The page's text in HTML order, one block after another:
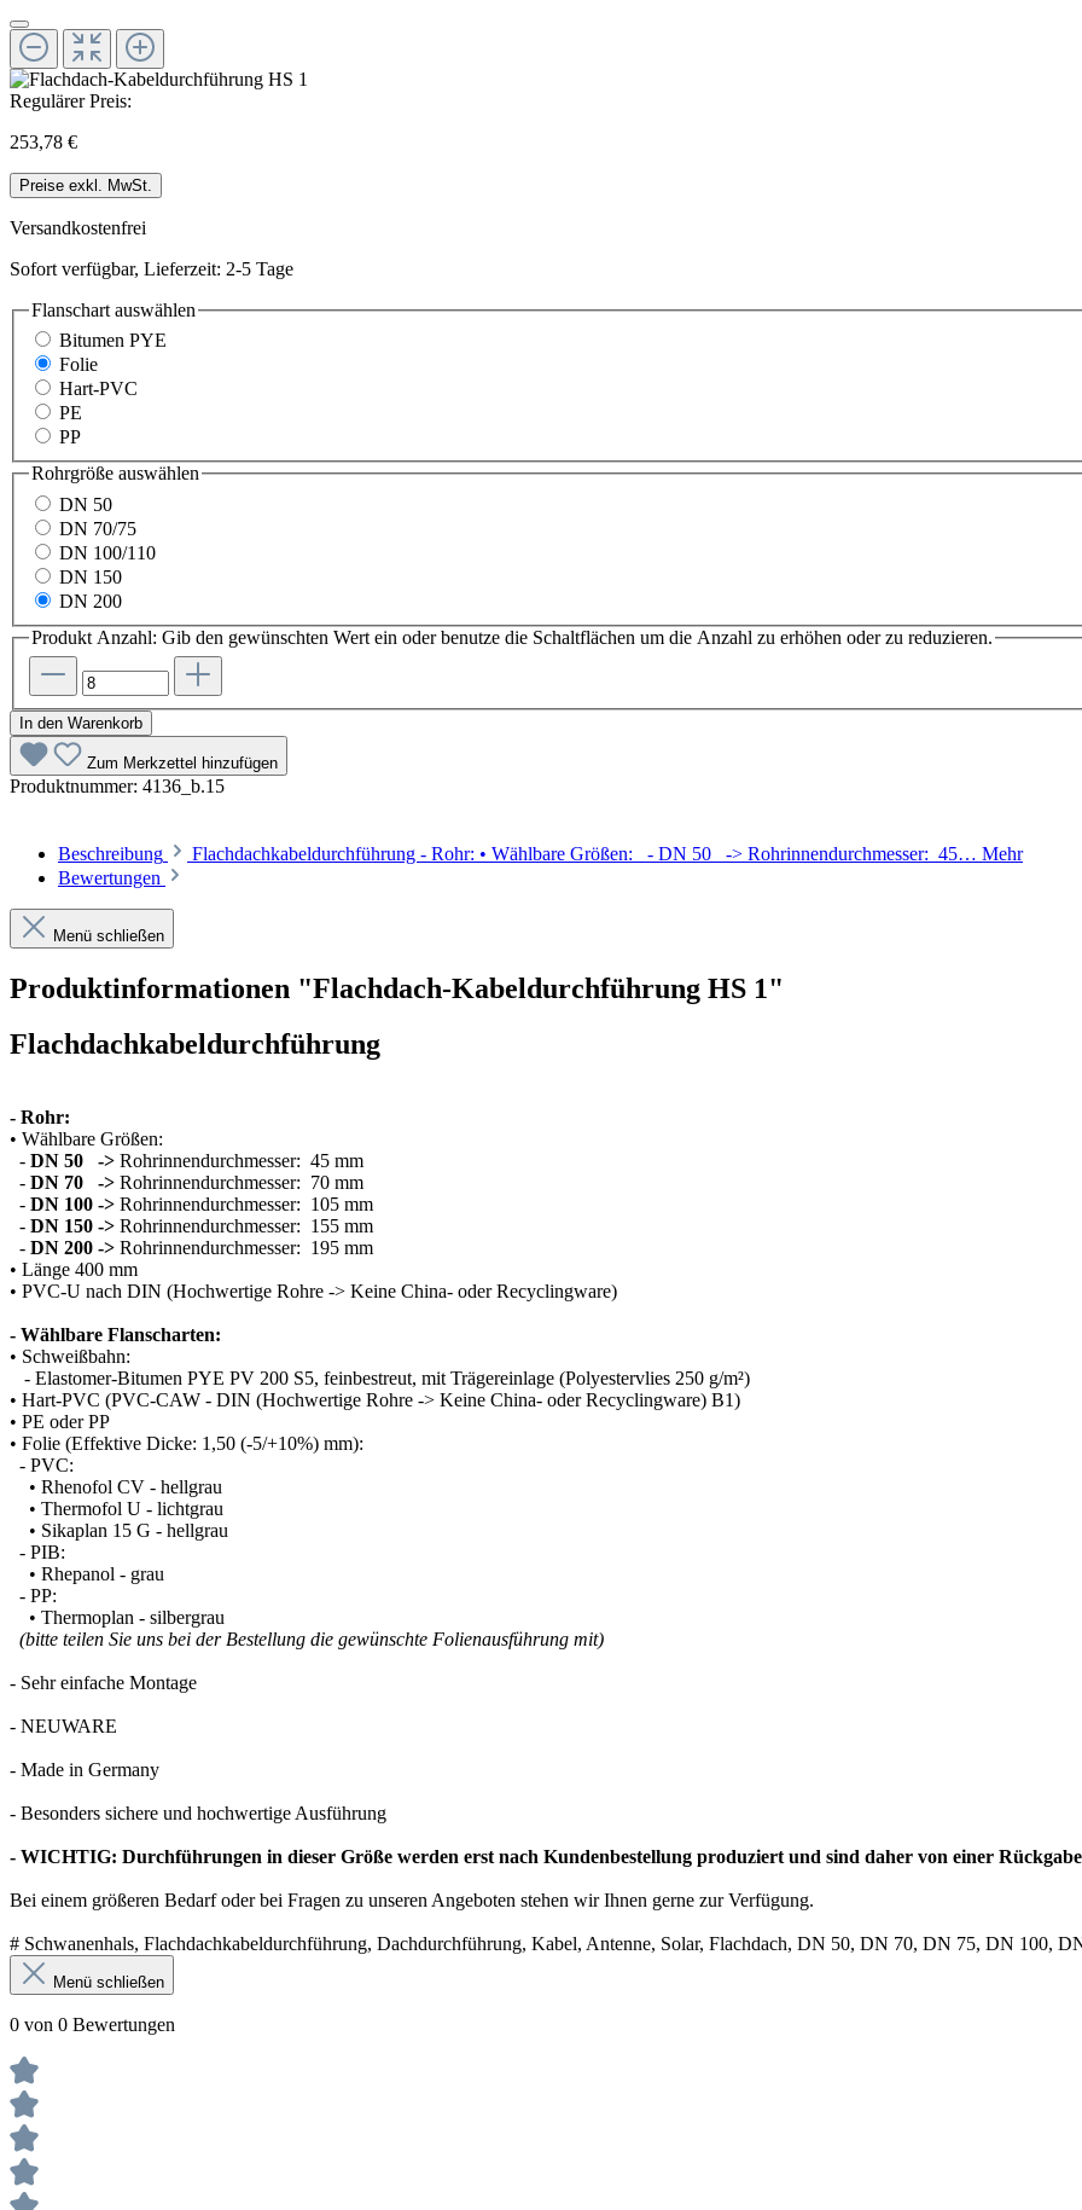
Regulärer Preis:
253,78 €
Preise exkl. MwSt.
Versandkostenfrei
Sofort verfügbar, Lieferzeit: 2-5 Tage
Flanschart auswählen
Bitumen PYE
Folie
Hart-PVC
PE
PP
Rohrgröße auswählen
DN 50
DN 70/75
DN 100/110
DN 150
DN 200
Produkt Anzahl: Gib den gewünschten Wert ein oder benutze die Schaltflächen um die Anzahl zu erhöhen oder zu reduzieren.
In den Warenkorb
Zum Merkzettel hinzufügen
Produktnummer: 4136_b.15
Beschreibung Flachdachkabeldurchführung - Rohr: • Wählbare Größen: - DN 50 -> Rohrinnendurchmesser: 45… Mehr
Bewertungen
Menü schließen
Produktinformationen "Flachdach-Kabeldurchführung HS 1"
Flachdachkabeldurchführung
- Rohr:
• Wählbare Größen:
- DN 50 -> Rohrinnendurchmesser: 45 mm
- DN 70 -> Rohrinnendurchmesser: 70 mm
- DN 100 -> Rohrinnendurchmesser: 105 mm
- DN 150 -> Rohrinnendurchmesser: 155 mm
- DN 200 -> Rohrinnendurchmesser: 195 mm
• Länge 400 mm
• PVC-U nach DIN (Hochwertige Rohre -> Keine China- oder Recyclingware)
- Wählbare Flanscharten:
• Schweißbahn:
- Elastomer-Bitumen PYE PV 200 S5, feinbestreut, mit Trägereinlage (Polyestervlies 250 g/m²)
• Hart-PVC (PVC-CAW - DIN (Hochwertige Rohre -> Keine China- oder Recyclingware) B1)
• PE oder PP
• Folie (Effektive Dicke: 1,50 (-5/+10%) mm):
- PVC:
• Rhenofol CV - hellgrau
• Thermofol U - lichtgrau
• Sikaplan 15 G - hellgrau
- PIB:
• Rhepanol - grau
- PP:
• Thermoplan - silbergrau
(bitte teilen Sie uns bei der Bestellung die gewünschte Folienausführung mit)
- Sehr einfache Montage
- NEUWARE
- Made in Germany
- Besonders sichere und hochwertige Ausführung
- WICHTIG: Durchführungen in dieser Größe werden erst nach Kundenbestellung produziert und sind daher von einer Rückgabe
Bei einem größeren Bedarf oder bei Fragen zu unseren Angeboten stehen wir Ihnen gerne zur Verfügung.
# Schwanenhals, Flachdachkabeldurchführung, Dachdurchführung, Kabel, Antenne, Solar, Flachdach, DN 50, DN 70, DN 75, DN 100,
Menü schließen
0 von 0 Bewertungen